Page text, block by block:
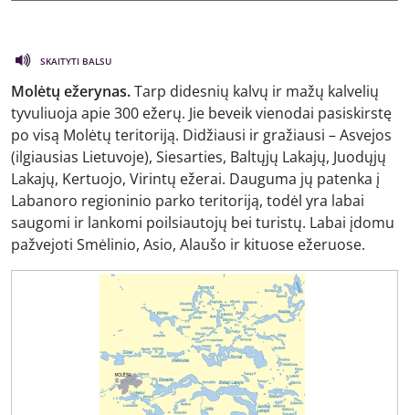
SKAITYTI BALSU
Molėtų ežerynas.Tarp didesnių kalvų ir mažų kalvelių
tyvuliuoja apie 300 ežerų. Jie beveik vienodai pasiskirstę
po visą Molėtų teritoriją. Didžiausi ir gražiausi – Asvejos
(ilgiausias Lietuvoje), Siesarties, Baltųjų Lakajų, Juodųjų
Lakajų, Kertuojo, Virintų ežerai. Dauguma jų patenka į
Labanoro regioninio parko teritoriją, todėl yra labai
saugomi ir lankomi poilsiautojų bei turistų. Labai įdomu
pažvejoti Smėlinio, Asio, Alaušo ir kituose ežeruose.